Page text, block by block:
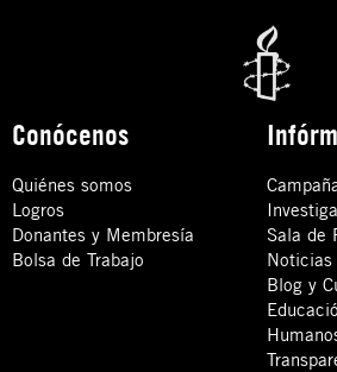
Conócenos
Quiénes somos
Logros
Donantes y Membresía
Bolsa de Trabajo
Sala de
Noticias
Blog y